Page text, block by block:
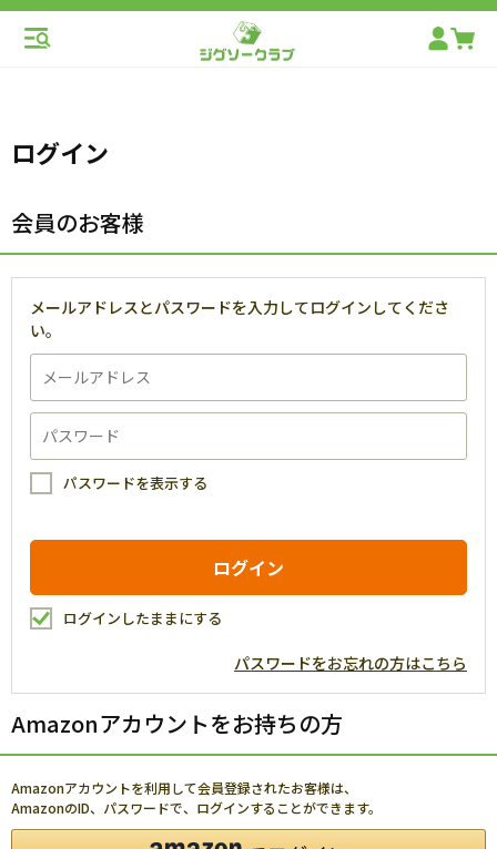
ログイン
会員のお客様
メールアドレスとパスワードを入力してログインしてくださ
い。
パスワードを表示する
ログインしたままにする
パスワードをお忘れの方はこちら
Amazonアカウントをお持ちの方
Amazonアカウントを利用して会員登録されたお客様は、
AmazonのID、パスワードで、ログインすることができます。